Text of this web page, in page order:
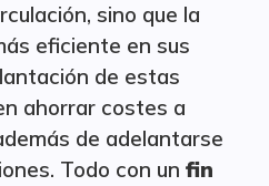
sino que la
eficiente en sus
de estas
ahorrar costes a
de adelantarse
Todo con un fin